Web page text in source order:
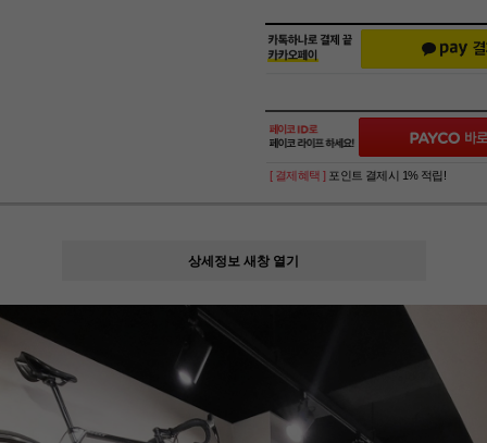
[ 결제혜택 ] 포인트 결제시 1% 적립!
상세정보 새창 열기